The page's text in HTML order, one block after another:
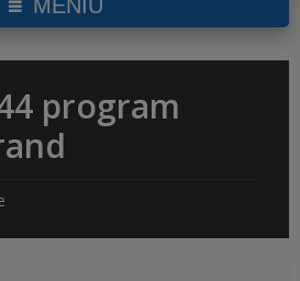
MENIU
program